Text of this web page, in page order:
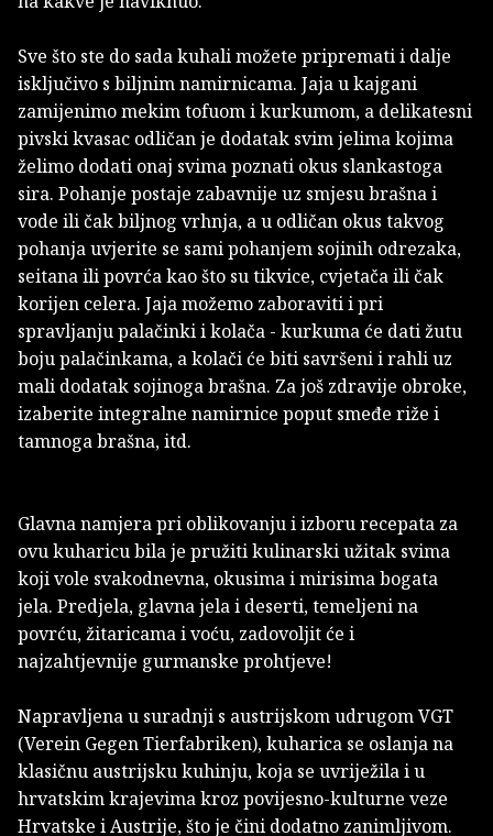
Sve što ste do sada kuhali možete pripremati i dalje
isključivo s biljnim namirnicama. Jaja u kajgani
zamijenimo mekim tofuom i kurkumom, a delikatesni
pivski kvasac odličan je dodatak svim jelima kojima
želimo dodati onaj svima poznati okus slankastoga
sira. Pohanje postaje zabavnije uz smjesu brašna i
vode ili čak biljnog vrhnja, a u odličan okus takvog
pohanja uvjerite se sami pohanjem sojinih odrezaka,
seitana ili povrća kao što su tikvice, cvjetača ili čak
korijen celera. Jaja možemo zaboraviti i pri
spravljanju palačinki i kolača - kurkuma će dati žutu
boju palačinkama, a kolači će biti savršeni i rahli uz
mali dodatak sojinoga brašna. Za još zdravije obroke,
izaberite integralne namirnice poput smeđe riže i
tamnoga brašna, itd.
Glavna namjera pri oblikovanju i izboru recepata za
ovu kuharicu bila je pružiti kulinarski užitak svima
koji vole svakodnevna, okusima i mirisima bogata
jela. Predjela, glavna jela i deserti, temeljeni na
povrću, žitaricama i voću, zadovoljit će i
najzahtjevnije gurmanske prohtjeve!
Napravljena u suradnji s austrijskom udrugom VGT
(Verein Gegen Tierfabriken), kuharica se oslanja na
klasičnu austrijsku kuhinju, koja se uvriježila i u
hrvatskim krajevima kroz povijesno-kulturne veze
Hrvatske i Austrije, što je čini dodatno zanimljivom.